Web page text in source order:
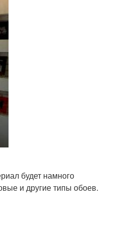
будет намного
и другие типы обоев.